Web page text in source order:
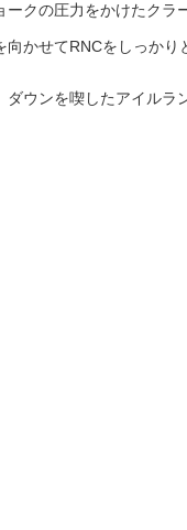
ークの圧力をかけたク
かせてRNCをしっかり
ダウンを喫したアイル